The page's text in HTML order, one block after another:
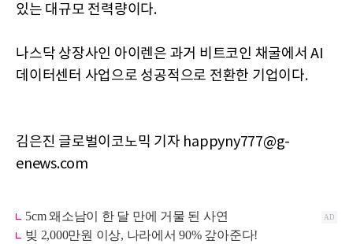
있는 대규모 전력량이다.
나스닥 상장사인 아이렌은 과거 비트코인 채굴에서 AI
데이터센터 사업으로 성공적으로 전환한 기업이다.
김은진 글로벌이코노믹 기자 happyny777@g-
enews.com